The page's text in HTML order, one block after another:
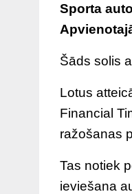
Sporta
Šāds solis
Lotus
Financial
ražošanas
Tas notiek
ieviešana